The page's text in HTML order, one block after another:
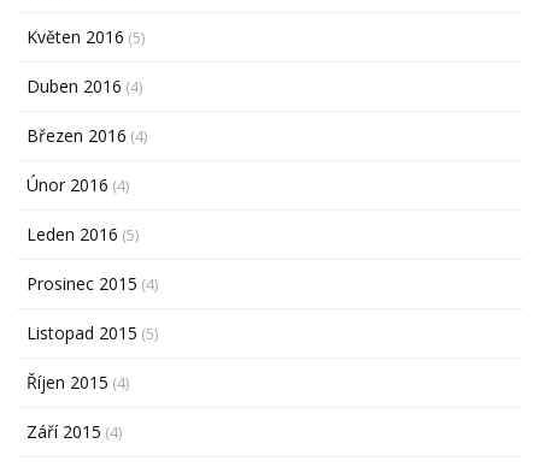
Květen 2016 (5)
Duben 2016 (4)
Březen 2016 (4)
Únor 2016 (4)
Leden 2016 (5)
Prosinec 2015 (4)
Listopad 2015 (5)
Říjen 2015 (4)
Září 2015 (4)